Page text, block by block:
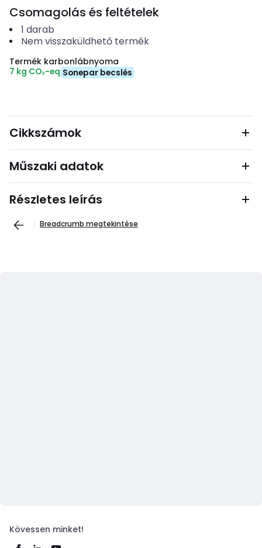
Csomagolás és feltételek
1 darab
Nem visszaküldhető termék
Termék karbonlábnyoma
7 kg CO₂-eq Sonepar becslés
Cikkszámok
Műszaki adatok
Részletes leírás
Breadcrumb megtekintése
Kövessen minket!